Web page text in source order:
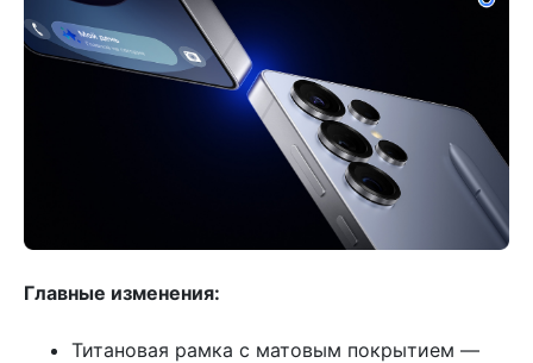
Главные изменения:
Титановая рамка с матовым покрытием —